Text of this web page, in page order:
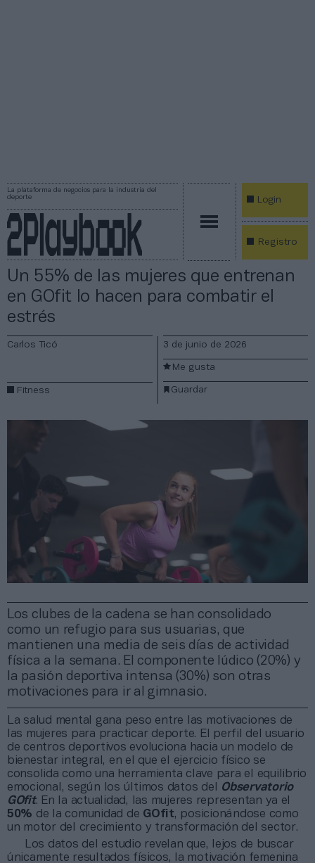
La plataforma de negocios para la industria del
deporte
Login
Registro
Un 55% de las mujeres que entrenan
en GOfit lo hacen para combatir el
estrés
Los clubes de la cadena se han consolidado
como un refugio para sus usuarias, que
mantienen una media de seis días de actividad
física a la semana. El componente lúdico (20%) y
la pasión deportiva intensa (30%) son otras
motivaciones para ir al gimnasio.
Carlos Ticó
Fitness
3 de junio de 2026
Guardar
Me gusta
La salud mental gana peso entre las motivaciones de
las mujeres para practicar deporte. El perfil del usuario
de centros deportivos evoluciona hacia un modelo de
bienestar integral, en el que el ejercicio físico se
consolida como una herramienta clave para el equilibrio
emocional, según los últimos datos del
Observatorio
GOfit. En la actualidad, las mujeres representan ya el
50% de la comunidad de GOfit, posicionándose como
un motor del crecimiento y transformación del sector.
Los datos del estudio revelan que, lejos de buscar
únicamente resultados físicos, la motivación femenina